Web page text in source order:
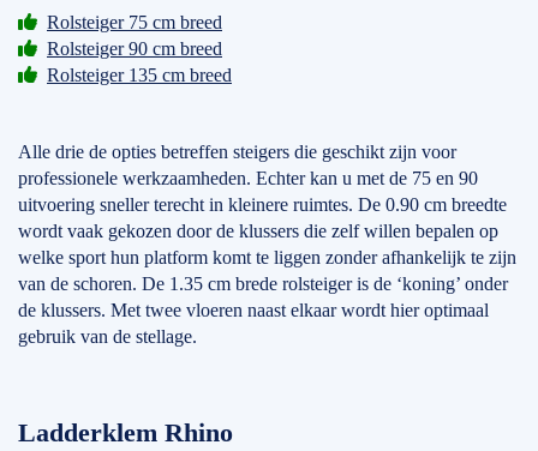
Rolsteiger 75 cm breed
Rolsteiger 90 cm breed
Rolsteiger 135 cm breed
Alle drie de opties betreffen steigers die geschikt zijn voor
professionele werkzaamheden. Echter kan u met de 75 en 90
uitvoering sneller terecht in kleinere ruimtes. De 0.90 cm breedte
wordt vaak gekozen door de klussers die zelf willen bepalen op
welke sport hun platform komt te liggen zonder afhankelijk te zijn
van de schoren. De 1.35 cm brede rolsteiger is de ‘koning’ onder
de klussers. Met twee vloeren naast elkaar wordt hier optimaal
gebruik van de stellage.
Ladderklem Rhino